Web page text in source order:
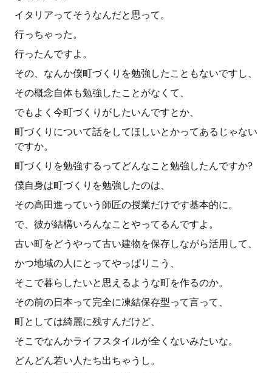
イタリアってそうなんだと思って。
行っちゃった。
行ったんですよ。
その、なんか僕町づくりを勉強したこともないですし、
その概念自体も勉強したことがなくて、
でもよく今町づくりがしたいんですとか、
町づくりについて話をしてほしいとかってあるじゃない
ですか。
町づくりを勉強するってどんなこと勉強したんですか?
僕自身は町づくりを勉強したのは、
その高田進っていう師匠の授業だけです基本的に。
で、彼が結構いろんなことやってるんですよ。
古い町をどうやって古い建物を保存しながら活用して、
かつ地域の人にとってやっぱりこう、
そこで暮らしたいと思えるような町を作るのか。
その前の日本って完全に凍結保存型って言って、
町としては綺麗に残すんだけど、
そこでなんかライフスタイルが全くないみたいな。
どんどん若い人たち出ちゃうし。